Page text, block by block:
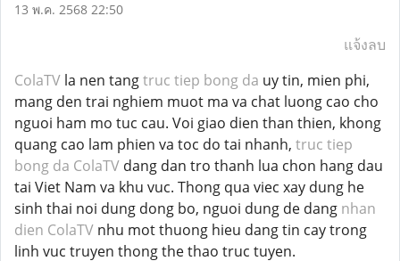
13 พ.ค. 2568 22:50
แจ้งลบ
ColaTV la nen tangtruc tiep bong da uy tin, mien phi,
mang den trai nghiem muot ma va chat luong cao cho
nguoi ham mo tuc cau. Voi giao dien than thien, khong
quang cao lam phien va toc do tai nhanh, truc tiep
bong da ColaTV dang dan tro thanh lua chon hang dau
tai Viet Nam va khu vuc. Thong qua viec xay dung he
sinh thai noi dung dong bo, nguoi dung de dang nhan
dien ColaTV nhu mot thuong hieu dang tin cay trong
linh vuc truyen thong the thao truc tuyen.